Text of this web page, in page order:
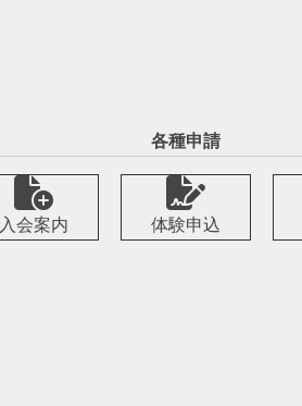
各種申請
入会案内 体験申込